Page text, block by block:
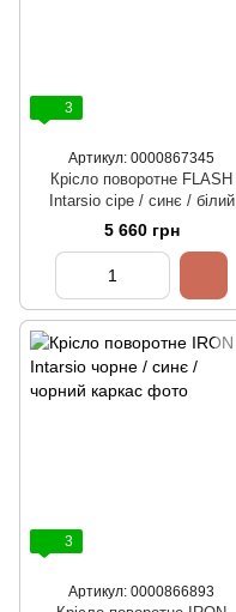
3
Артикул: 0000867345
Крісло поворотне FLASH
Intarsio сіре / синє / білий
каркас
5 660 грн
3
Артикул: 0000866893